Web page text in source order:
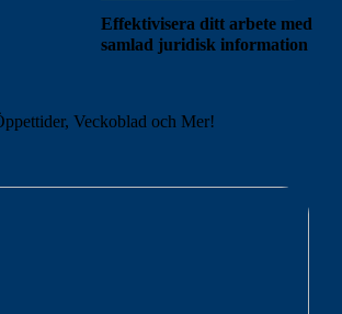
Effektivisera ditt arbete med
samlad juridisk information
Veckoblad och Mer!